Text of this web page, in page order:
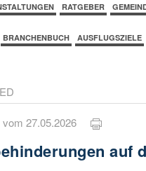
RATGEBER
BRANCHENBUCH AUSFLUGSZIELE
vom 27.05.2026
auf